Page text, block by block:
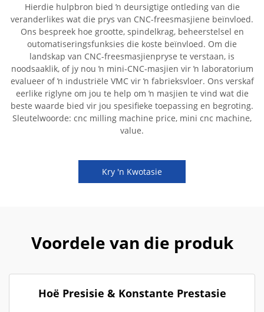
Hierdie hulpbron bied ŉ deursigtige ontleding van die
veranderlikes wat die prys van CNC-freesmasjiene beïnvloed.
Ons bespreek hoe grootte, spindelkrag, beheerstelsel en
outomatiseringsfunksies die koste beïnvloed. Om die
landskap van CNC-freesmasjienpryse te verstaan, is
noodsaaklik, of jy nou ŉ mini-CNC-masjien vir ŉ laboratorium
evalueer of ŉ industriële VMC vir ŉ fabrieksvloer. Ons verskaf
eerlike riglyne om jou te help om ŉ masjien te vind wat die
beste waarde bied vir jou spesifieke toepassing en begroting.
Sleutelwoorde: cnc milling machine price, mini cnc machine,
value.
Kry 'n Kwotasie
Voordele van die produk
Hoë Presisie & Konstante Prestasie